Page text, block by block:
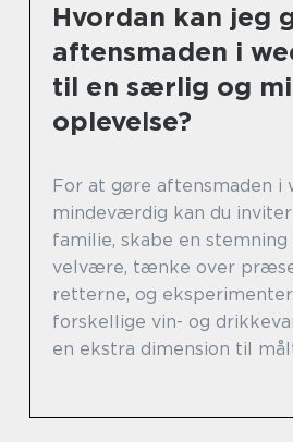
Hvordan kan jeg
aftensmaden i
til en særlig og
oplevelse?
For at gøre aftensmaden i
mindeværdig kan du
familie, skabe en stemning
velvære, tænke over
retterne, og
forskellige vin- og
en ekstra dimension til